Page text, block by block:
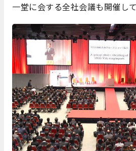
一堂に会する全社会議も開催して